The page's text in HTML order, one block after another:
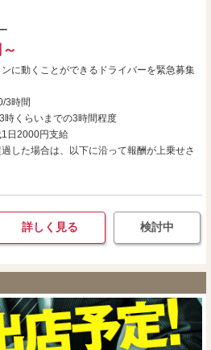
に動くことができるドライバーを緊急募集
3時間
時くらいまでの3時間程度
日2000円支給
した場合は、以下に沿って報酬が上乗せさ
詳しく見る 検討中